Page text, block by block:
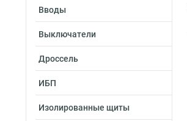
Вводы
Выключатели
Дроссель
ИБП
Изолированные щиты